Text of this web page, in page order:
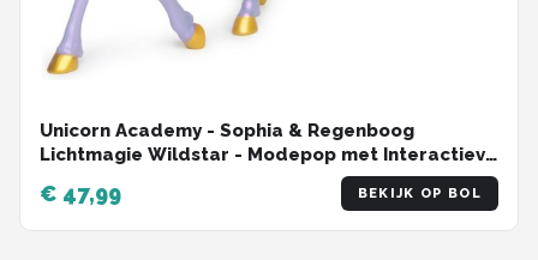
Unicorn Academy - Sophia & Regenboog
Lichtmagie Wildstar - Modepop met Interactieve
Eenhoorn met licht geluid en muziek
€ 47,99 BEKIJK OP BOL